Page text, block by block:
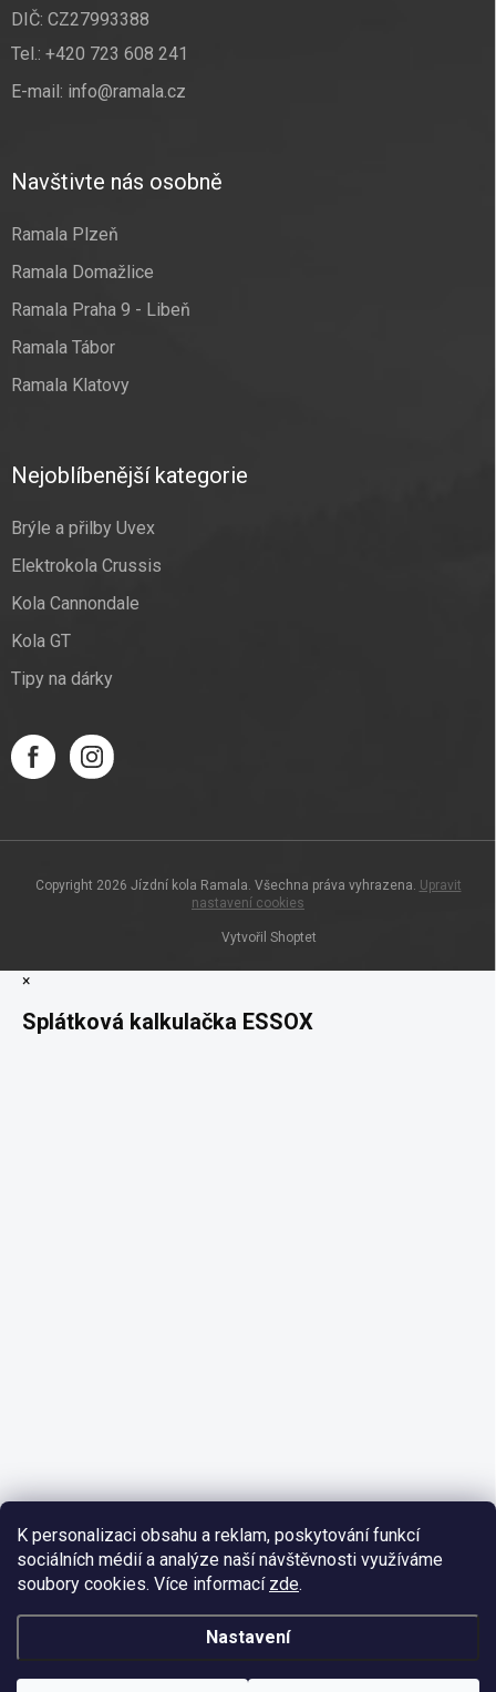
K personalizaci obsahu a reklam, poskytování funkcí
sociálních médií a analýze naší návštěvnosti využíváme
soubory cookies. Více informací zde.
Nastavení
DIČ: CZ27993388
Tel.: +420 723 608 241
E-mail: info@ramala.cz
Navštivte nás osobně
Ramala Plzeň
Ramala Domažlice
Ramala Praha 9 - Libeň
Ramala Tábor
Ramala Klatovy
Nejoblíbenější kategorie
Brýle a přilby Uvex
Elektrokola Crussis
Kola Cannondale
Kola GT
Tipy na dárky
Vytvořil Shoptet
Copyright 2026 Jízdní kola Ramala . Všechna práva vyhrazena. Upravit
nastavení cookies
×
Splátková kalkulačka ESSOX